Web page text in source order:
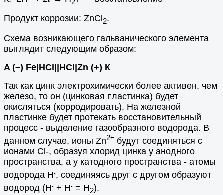
Продукт коррозии: ZnCl 2.
Схема возникающего гальванического элемента
выглядит следующим образом:
A (–) Fe|HCl||HCl|Zn (+) К
Так как цинк электрохимически более активен, чем
железо, то он (цинковая пластинка) будет
окисляться (корродировать). На железной
пластинке будет протекать восстановительный
процесс - выделение газообразного водорода. В
данном случае, ионы Zn2+ будут соединяться с
ионами Cl-, образуя хлорид цинка у анодного
пространства, а у катодного пространства - атомы
водорода Н., соединяясь друг с другом образуют
водород (Н. + Н. = Н2).